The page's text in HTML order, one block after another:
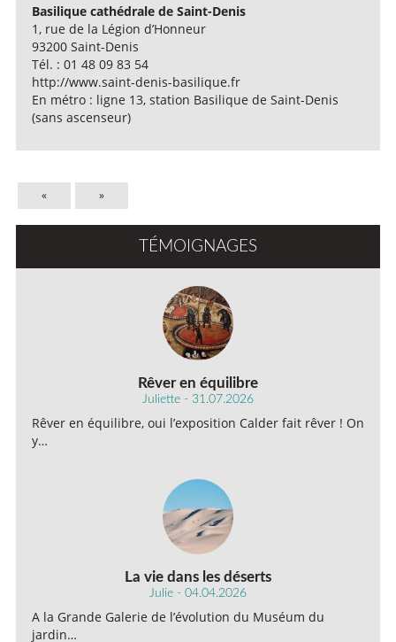
Basilique cathédrale de Saint-Denis
1, rue de la Légion d’Honneur
93200 Saint-Denis
Tél. : 01 48 09 83 54
http://www.saint-denis-basilique.fr
En métro : ligne 13, station Basilique de Saint-Denis
(sans ascenseur)
« »
TÉMOIGNAGES
Rêver en équilibre
Juliette - 31.07.2026
Rêver en équilibre, oui l’exposition Calder fait rêver ! On
y…
La vie dans les déserts
Julie - 04.04.2026
A la Grande Galerie de l’évolution du Muséum du
jardin…